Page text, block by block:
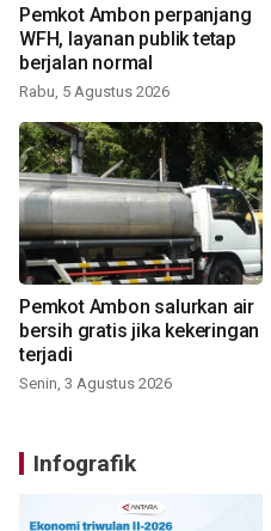
Pemkot Ambon perpanjang
WFH, layanan publik tetap
berjalan normal
Rabu, 5 Agustus 2026
Pemkot Ambon salurkan air
bersih gratis jika kekeringan
terjadi
Senin, 3 Agustus 2026
Infografik